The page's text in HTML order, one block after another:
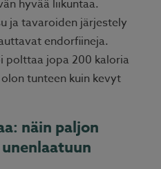
hyvää liikuntaa.
ja tavaroiden järjestely
endorfiineja.
polttaa jopa 200 kaloria
tunteen kuin kevyt
näin paljon